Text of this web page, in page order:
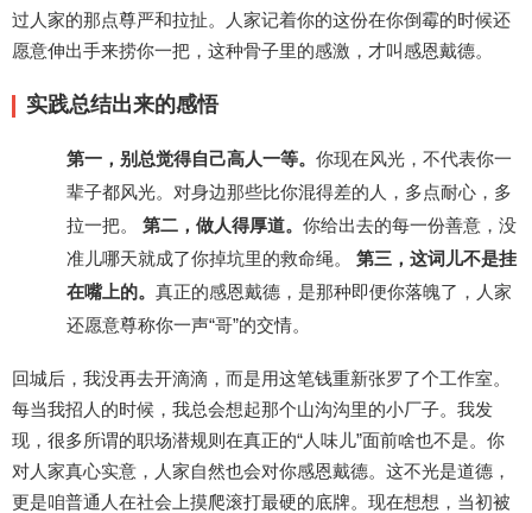
过人家的那点尊严和拉扯。人家记着你的这份在你倒霉的时候还
愿意伸出手来捞你一把，这种骨子里的感激，才叫感恩戴德。
实践总结出来的感悟
第一，别总觉得自己高人一等。 你现在风光，不代表你一
辈子都风光。对身边那些比你混得差的人，多点耐心，多
拉一把。 第二，做人得厚道。 你给出去的每一份善意，没
准儿哪天就成了你掉坑里的救命绳。 第三，这词儿不是挂
在嘴上的。 真正的感恩戴德，是那种即便你落魄了，人家
还愿意尊称你一声“哥”的交情。
回城后，我没再去开滴滴，而是用这笔钱重新张罗了个工作室。
每当我招人的时候，我总会想起那个山沟沟里的小厂子。我发
现，很多所谓的职场潜规则在真正的“人味儿”面前啥也不是。你
对人家真心实意，人家自然也会对你感恩戴德。这不光是道德，
更是咱普通人在社会上摸爬滚打最硬的底牌。现在想想，当初被